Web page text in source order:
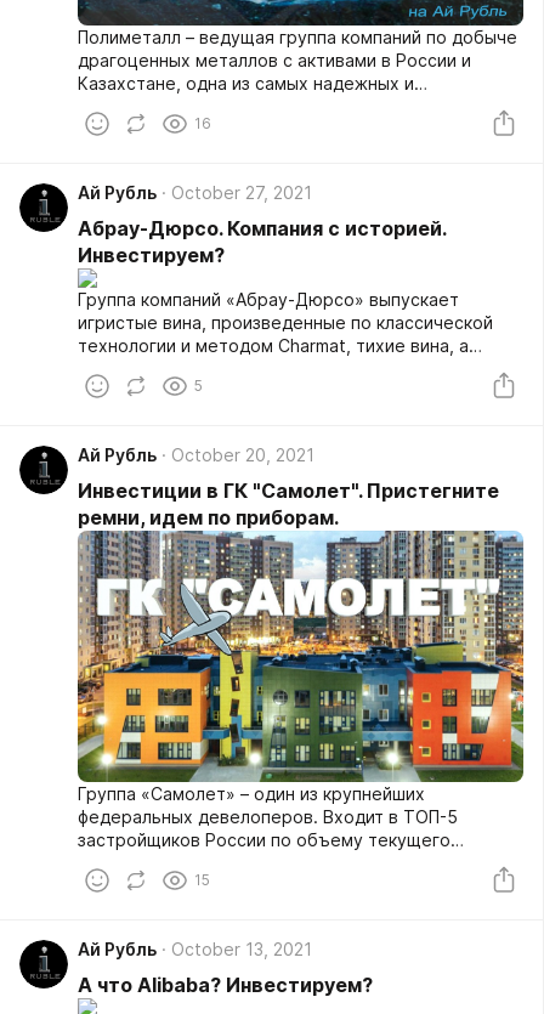
Полиметалл – ведущая группа компаний по добыче
драгоценных металлов с активами в России и
Казахстане, одна из самых надежных и
работодатель в регионах присутствия.Больше в
16
Ай Рубль October 27, 2021
Абрау-Дюрсо. Компания с историей.
Инвестируем?
Группа компаний «Абрау-Дюрсо» выпускает
игристые вина, произведенные по классической
технологии и методом Charmat, тихие вина, а
безалкогольные газированные напитки и
5
Ай Рубль October 20, 2021
Инвестиции в ГК "Самолет". Пристегните
ремни, идем по приборам.
Группа «Самолет» – один из крупнейших
федеральных девелоперов. Входит в ТОП-5
застройщиков России по объему текущего
15
Ай Рубль October 13, 2021
А что Alibaba? Инвестируем?